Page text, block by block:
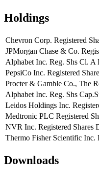
Holdings
Chevron Corp. Registered
JPMorgan Chase & Co.
Alphabet Inc. Reg. Shs Cl. A
PepsiCo Inc. Registered
Procter & Gamble Co., The
Alphabet Inc. Reg. Shs
Leidos Holdings Inc.
Medtronic PLC Registered
NVR Inc. Registered Shares
Thermo Fisher Scientific Inc.
Downloads